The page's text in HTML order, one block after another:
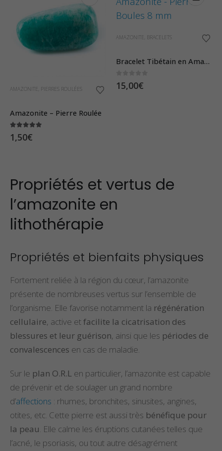
Ce
a
plusieurs
variations.
peuvent
être
choisies
sur
page
du
produit
AMAZONITE PIERRES ROULÉES
Amazonite – Pierre Roulée
1,50€
AMAZONITE BRACELETS
Bracelet Tibétain en Amazonite – Pierres Boules 8 mm
15,00€
Propriétés et vertus de
l’amazonite en
lithothérapie
Propriétés et bienfaits physiques
Fortement reliée à la région du cœur, l’amazonite
présente de nombreuses vertus sur l’ensemble de
l’organisme. Elle favorise notamment la régénération
cellulaire, active etfacilite la cicatrisation des
blessures et leur guérison, ainsi que les périodes de
convalescences en cas de maladie.
Sur le plan O.R.L en particulier, l’amazonite est capable
de prévenir et de soulager un grand nombre
d’affections : rhumes, bronchites, sinusites, angines,
otites, etc. Cette pierre est aussi très bénéfique pour
la peau. Elle calme les éruptions cutanées telles que
l’acné, le psoriasis, ou tout autre désagrément